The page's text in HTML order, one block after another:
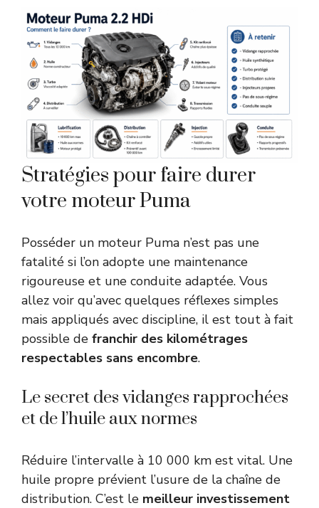
Stratégies pour faire durer
votre moteur Puma
Posséder un moteur Puma n’est pas une
fatalité si l’on adopte une maintenance
rigoureuse et une conduite adaptée. Vous
allez voir qu’avec quelques réflexes simples
mais appliqués avec discipline, il est tout à fait
possible de franchir des kilométrages
respectables sans encombre.
Le secret des vidanges rapprochées
et de l’huile aux normes
Réduire l’intervalle à 10 000 km est vital. Une
huile propre prévient l’usure de la chaîne de
distribution. C’est le meilleur investissement